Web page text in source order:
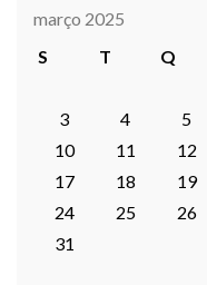
março 2025
S
T Q
3
4 5
10
11 12
17
18 19
24
25 26
31